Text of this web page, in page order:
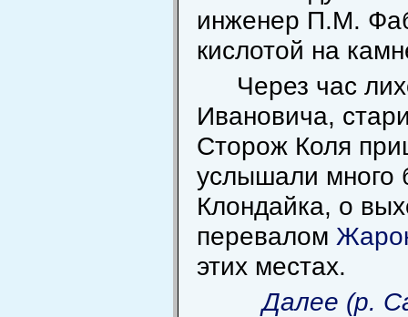
инженер П.М.
кислотой на
Через час
Ивановича,
Сторож Коля
услышали много
Клондайка, о
перевалом
этих местах.
Далее (р.